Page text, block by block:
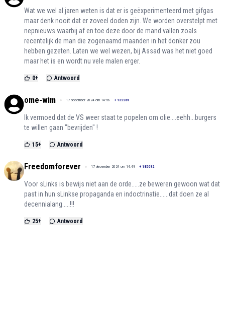
Wat we wel al jaren weten is dat er is geëxperimenteerd met gifgas
maar denk nooit dat er zoveel doden zijn. We worden overstelpt met
nepnieuws waarbij af en toe deze door de mand vallen zoals
recentelijk de man die zogenaamd maanden in het donker zou
hebben gezeten. Laten we wel wezen, bij Assad was het niet goed
maar het is en wordt nu vele malen erger.
0+ Antwoord
ome-wim 17 december 2024 om 14:58 + 132281
Ik vermoed dat de VS weer staat te popelen om olie....eehh...burgers
te willen gaan "bevrijden" !
15+ Antwoord
Freedomforever 17 december 2024 om 14:49 + 185092
Voor sLinks is bewijs niet aan de orde.....ze beweren gewoon wat dat
past in hun sLinkse propaganda en indoctrinatie......dat doen ze al
decennialang.....!!!
25+ Antwoord